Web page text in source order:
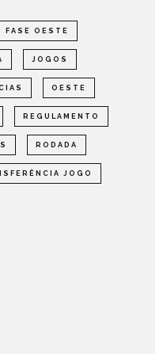
FASE OESTE
JOGOS
OESTE
REGULAMENTO
RODADA
JOGO